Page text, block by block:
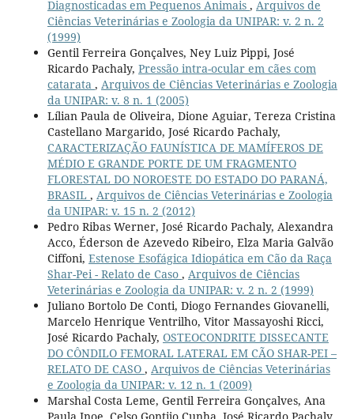
Diagnosticadas em Pequenos Animais , Arquivos de
Ciências Veterinárias e Zoologia da UNIPAR: v. 2 n. 2
(1999)
Gentil Ferreira Gonçalves, Ney Luiz Pippi, José
Ricardo Pachaly, Pressão intra-ocular em cães com
catarata , Arquivos de Ciências Veterinárias e Zoologia
da UNIPAR: v. 8 n. 1 (2005)
Lílian Paula de Oliveira, Dione Aguiar, Tereza Cristina
Castellano Margarido, José Ricardo Pachaly,
CARACTERIZAÇÃO FAUNÍSTICA DE MAMÍFEROS DE
MÉDIO E GRANDE PORTE DE UM FRAGMENTO
FLORESTAL DO NOROESTE DO ESTADO DO PARANÁ,
BRASIL , Arquivos de Ciências Veterinárias e Zoologia
da UNIPAR: v. 15 n. 2 (2012)
Pedro Ribas Werner, José Ricardo Pachaly, Alexandra
Acco, Éderson de Azevedo Ribeiro, Elza Maria Galvão
Ciffoni, Estenose Esofágica Idiopática em Cão da Raça
Shar-Pei - Relato de Caso , Arquivos de Ciências
Veterinárias e Zoologia da UNIPAR: v. 2 n. 2 (1999)
Juliano Bortolo De Conti, Diogo Fernandes Giovanelli,
Marcelo Henrique Ventrilho, Vitor Massayoshi Ricci,
José Ricardo Pachaly, OSTEOCONDRITE DISSECANTE
DO CÔNDILO FEMORAL LATERAL EM CÃO SHAR-PEI –
RELATO DE CASO , Arquivos de Ciências Veterinárias
e Zoologia da UNIPAR: v. 12 n. 1 (2009)
Marshal Costa Leme, Gentil Ferreira Gonçalves, Ana
Paula Inoe, Celso Gontijo Cunha, José Ricardo Pachaly,